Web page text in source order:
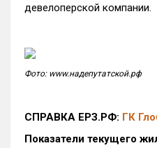
девелоперской компании.
Фото: www.надепутатской.рф
СПРАВКА ЕРЗ.РФ: ГК
Показатели текущего